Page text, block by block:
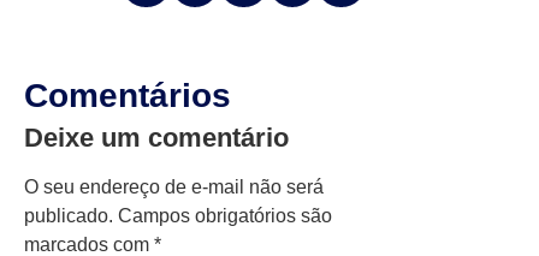
Comentários
Deixe um comentário
O seu endereço de e-mail não será
publicado. Campos obrigatórios são
marcados com *